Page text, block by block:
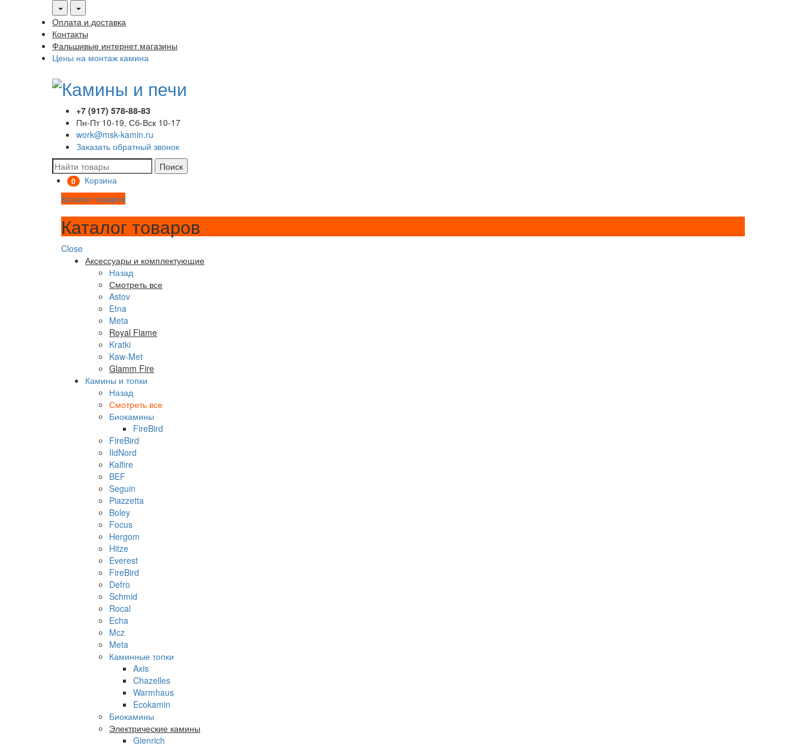
Оплата и доставка
Контакты
Фальшивые интернет магазины
Цены на монтаж камина
+7 (917) 578-88-83
Пн-Пт 10-19, Сб-Вск 10-17
work@msk-kamin.ru
Заказать обратный звонок
Поиск
0
Корзина
Каталог товаров
Каталог товаров
Close
Аксессуары и комплектующие
Назад
Смотреть все
Astov
Etna
Meta
Royal Flame
Kratki
Kaw-Met
Glamm Fire
Камины и топки
Назад
Смотреть все
Биокамины
FireBird
FireBird
IldNord
Kalfire
BEF
Seguin
Piazzetta
Boley
Focus
Hergom
Hitze
Everest
FireBird
Defro
Schmid
Rocal
Echa
Mcz
Meta
Каминные топки
Axis
Chazelles
Warmhaus
Ecokamin
Биокамины
Электрические камины
Glenrich